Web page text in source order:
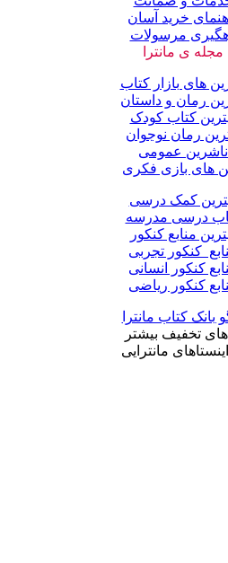
خرید آسان
مرسولات
مجله ی مانترا
های بازار کتاب
رمان و داستان
کتاب کودک
رمان نوجوان
ناشرین عمومی
های بازی فکری
کمک درسی
درسی مدرسه
منابع کنکور
کنکور تجربی
کنکور انسانی
کنکور ریاضی
بانک کتاب مانترا
تخفیف بیشتر
مانترایی